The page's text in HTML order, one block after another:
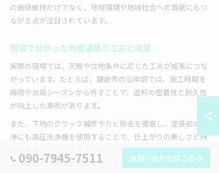
の価値維持だけでなく、地球環境や地域社会への貢献にもつ
ながる点が注目されています。
現場で分かった外壁塗装の工夫と成果
実際の現場では、天候や立地条件に応じた工夫が成果につな
がっています。たとえば、鎌倉市の沿岸部では、施工時期を
梅雨や台風シーズンから外すことで、塗料の密着性と耐久性
が向上した事例があります。
また、下地のクラック補修やカビ除去を徹底し、塗装前の洗
浄にも高圧洗浄機を使用することで、仕上がりの美しさと持
続性を両立しています。住宅ごとの条件に合わせた塗装プラ
ンの提案も、顧客満足度を高めるポイントです。
090-7945-7511 お問い合わせはこちら